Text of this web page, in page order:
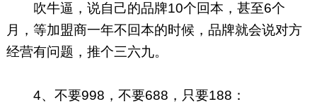
吹牛逼，说自己的品牌10个回本，甚至6个
月，等加盟商一年不回本的时候，品牌就会说对方
经营有问题，推个三六九。
4、不要998，不要688，只要188：